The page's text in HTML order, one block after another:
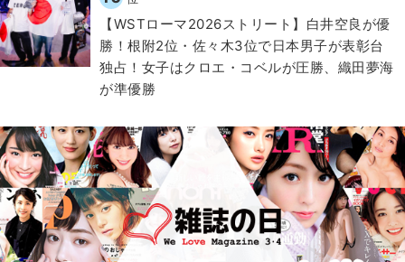
【WSTローマ2026ストリート】白井空良が優
勝！根附2位・佐々木3位で日本男子が表彰台
独占！女子はクロエ・コベルが圧勝、織田夢海
が準優勝